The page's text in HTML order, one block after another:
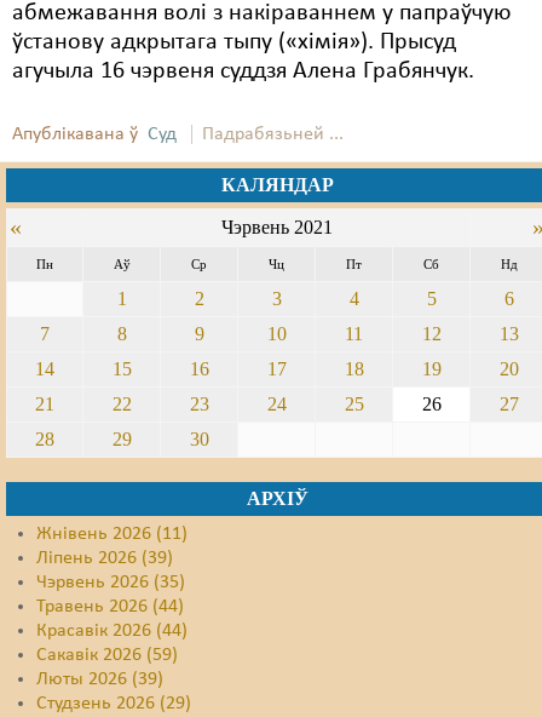
абмежавання волі з накіраваннем у папраўчую
ўстанову адкрытага тыпу («хімія»). Прысуд
агучыла 16 чэрвеня суддзя Алена Грабянчук.
Апублікавана ў Суд Падрабязьней ...
КАЛЯНДАР
« Чэрвень 2021
Пн Аў Ср Чц Пт Сб Нд
1 2 3 4 5
6
7
8 9 10 11 12
13
14
15 16 17 18 19
20
21
22 23 24 25 26
27
28
29 30
АРХІЎ
Жнівень 2026 (11)
Ліпень 2026 (39)
Чэрвень 2026 (35)
Травень 2026 (44)
Красавік 2026 (44)
Сакавік 2026 (59)
Люты 2026 (39)
Студзень 2026 (29)
Пэнітэнцыярная сыстэма
Распальваньне варожасьці
Свабода сумленьня
Сьмяротнае пакараньне
Правы працоўных
Сацыяльныя правы